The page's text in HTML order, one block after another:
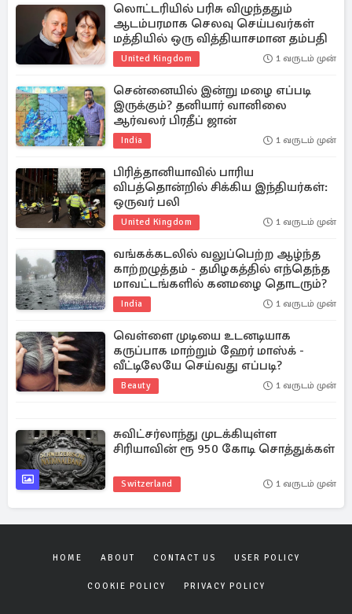
லொட்டரியில் பரிசு விழுந்ததும்
ஆடம்பரமாக செலவு செய்பவர்கள்
மத்தியில் ஒரு வித்தியாசமான தம்பதி
United Kingdom 1 வருடம் முன்
சென்னையில் இன்று மழை எப்படி
இருக்கும்? தனியார் வானிலை
ஆர்வலர் பிரதீப் ஜான்
India 1 வருடம் முன்
பிரித்தானியாவில் பாரிய
விபத்தொன்றில் சிக்கிய இந்தியர்கள்:
ஒருவர் பலி
United Kingdom 1 வருடம் முன்
வங்கக்கடலில் வலுப்பெற்ற ஆழ்ந்த
காற்றழுத்தம் - தமிழகத்தில் எந்தெந்த
மாவட்டங்களில் கனமழை தொடரும்?
India 1 வருடம் முன்
வெள்ளை முடியை உடனடியாக
கருப்பாக மாற்றும் ஹேர் மாஸ்க் -
வீட்டிலேயே செய்வது எப்படி?
Beauty 1 வருடம் முன்
சுவிட்சர்லாந்து முடக்கியுள்ள
சிரியாவின் ரூ 950 கோடி சொத்துக்கள்
Switzerland 1 வருடம் முன்
HOME ABOUT CONTACT US USER POLICY
COOKIE POLICY PRIVACY POLICY